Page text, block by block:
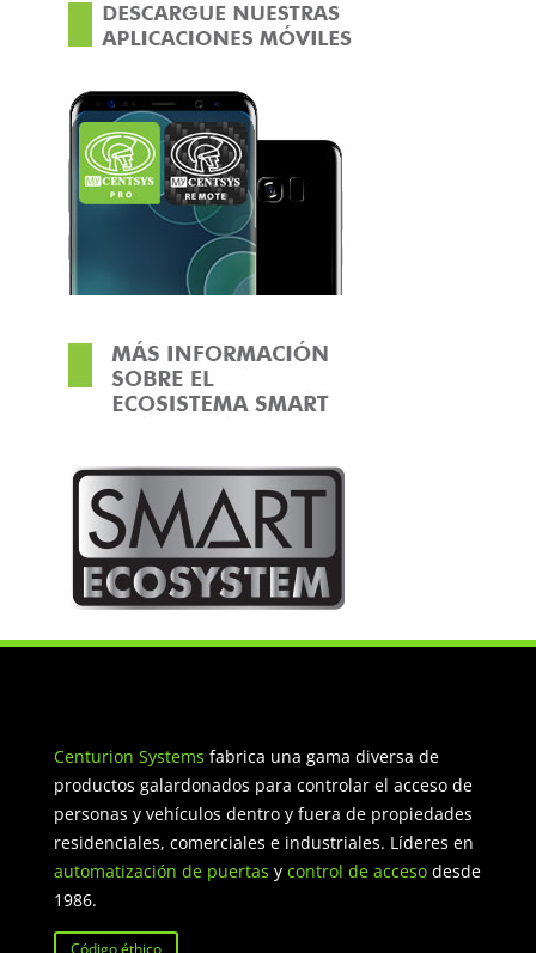
Centurion Systems fabrica una gama diversa de
productos galardonados para controlar el acceso de
personas y vehículos dentro y fuera de propiedades
residenciales, comerciales e industriales. Líderes en
automatización de puertas y control de accesodesde
1986.